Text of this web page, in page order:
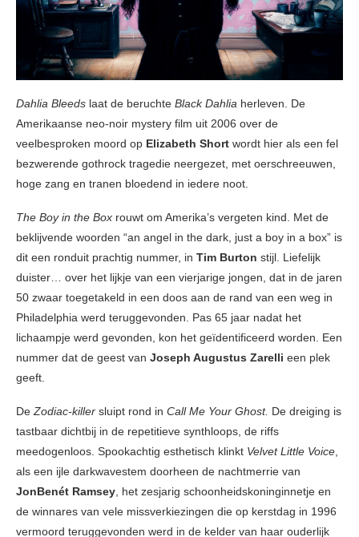
Dahlia Bleeds laat de beruchte Black Dahlia herleven. De
Amerikaanse neo-noir mystery film uit 2006 over de
veelbesproken moord op Elizabeth Short wordt hier als een fel
bezwerende gothrock tragedie neergezet, met oerschreeuwen,
hoge zang en tranen bloedend in iedere noot.
The Boy in the Box rouwt om Amerika’s vergeten kind. Met de
beklijvende woorden “an angel in the dark, just a boy in a box” is
dit een ronduit prachtig nummer, in Tim Burton stijl. Liefelijk
duister… over het lijkje van een vierjarige jongen, dat in de jaren
50 zwaar toegetakeld in een doos aan de rand van een weg in
Philadelphia werd teruggevonden. Pas 65 jaar nadat het
lichaampje werd gevonden, kon het geïdentificeerd worden. Een
nummer dat de geest van Joseph Augustus Zarelli een plek
geeft.
DeZodiac-killer sluipt rond in Call Me Your Ghost. De dreiging is
tastbaar dichtbij in de repetitieve synthloops, de riffs
meedogenloos. Spookachtig esthetisch klinkt Velvet Little Voice,
als een ijle darkwavestem doorheen de nachtmerrie van
JonBenét Ramsey, het zesjarig schoonheidskoninginnetje en
de winnares van vele missverkiezingen die op kerstdag in 1996
vermoord teruggevonden werd in de kelder van haar ouderlijk